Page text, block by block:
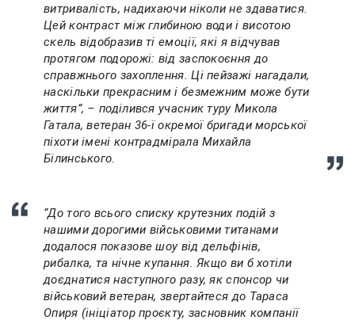
витривалість, надихаючи ніколи не здаватися.
Цей контраст між глибиною води і висотою
скель відобразив ті емоції, які я відчував
протягом подорожі: від заспокоєння до
справжнього захоплення. Ці пейзажі нагадали,
наскільки прекрасним і безмежним може бути
життя”, – поділився учасник туру Микола
Гатала, ветеран 36-ї окремої бригади морської
піхоти імені контрадмірала Михайла
Білинського.
“До того всього списку крутезних подій з
нашими дорогими військовими титанами
додалося показове шоу від дельфінів,
рибалка, та нічне купання. Якщо ви б хотіли
доєднатися наступного разу, як спонсор чи
військовий ветеран, звертайтеся до Тараса
Опиря (ініціатор проєкту, засновник компанії